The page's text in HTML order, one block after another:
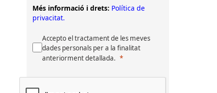
Més informació i drets: Política de
privacitat.
Accepto el tractament de les meves
dades personals per a la finalitat
anteriorment detallada.